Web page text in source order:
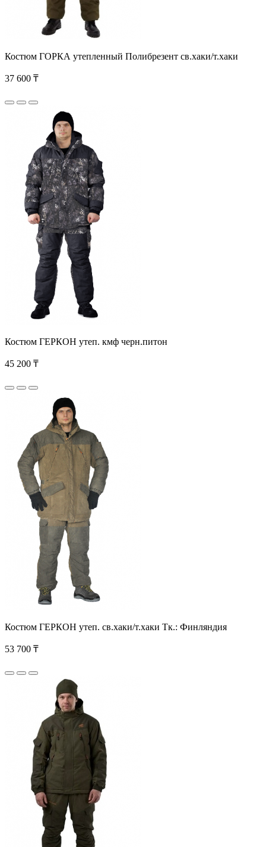
Костюм ГОРКА утепленный Полибрезент св.хаки/т.хаки
37 600 ₸
Костюм ГЕРКОН утеп. кмф черн.питон
45 200 ₸
Костюм ГЕРКОН утеп. св.хаки/т.хаки Тк.: Финляндия
53 700 ₸